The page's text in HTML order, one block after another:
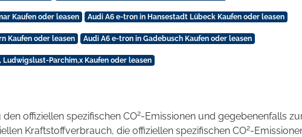
Kaufen oder leasen Audi A6 e-tron in Hansestadt Lübeck Kaufen oder leasen
Kaufen oder leasen Audi A6 e-tron in Gadebusch Kaufen oder leasen
Parchim,x Kaufen oder leasen
offiziellen spezifischen CO2-Emissionen und gegebenenfalls
Kraftstoffverbrauch, die offiziellen spezifischen CO2-